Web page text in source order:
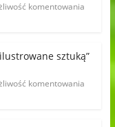
komentowania
sztuką”
komentowania